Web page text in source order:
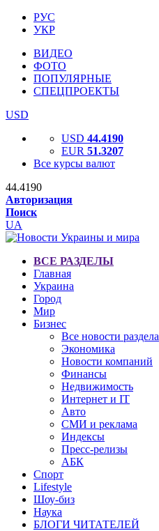
РУС
УКР
ВИДЕО
ФОТО
ПОПУЛЯРНЫЕ
СПЕЦПРОЕКТЫ
USD
USD 44.4190
EUR 51.3207
Все курсы валют
44.4190
Авторизация
Поиск
UA
ВСЕ РАЗДЕЛЫ
Главная
Украина
Город
Мир
Бизнес
Все новости раздела
Экономика
Новости компаний
Финансы
Недвижимость
Интернет и IT
Авто
СМИ и реклама
Индексы
Пресс-релизы
АБК
Спорт
Lifestyle
Шоу-биз
Наука
БЛОГИ ЧИТАТЕЛЕЙ